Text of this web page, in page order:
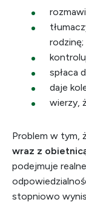
rodzinę;
spłaca
daje
wierzy,
Problem w tym,
wraz z
podejmuje
stopniowo